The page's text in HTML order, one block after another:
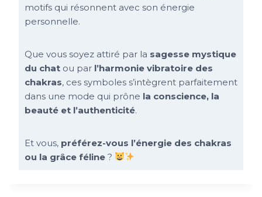
motifs qui résonnent avec son énergie
personnelle.
Que vous soyez attiré par la sagesse mystique
du chat ou par l’harmonie vibratoire des
chakras, ces symboles s’intègrent parfaitement
dans une mode qui prône la conscience, la
beauté et l’authenticité.
Et vous, préférez-vous l’énergie des chakras
ou la grâce féline ?